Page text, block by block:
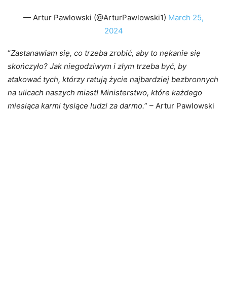
— Artur Pawlowski (@ArturPawlowski1) March 25,
2024
“Zastanawiam się, co trzeba zrobić, aby to nękanie się
skończyło? Jak niegodziwym i złym trzeba być, by
atakować tych, którzy ratują życie najbardziej bezbronnych
na ulicach naszych miast! Ministerstwo, które każdego
miesiąca karmi tysiące ludzi za darmo.” – Artur Pawlowski